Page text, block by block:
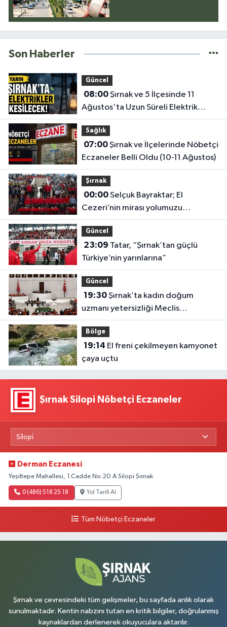
Son Haberler
Güncel
08:00Şırnak ve 5 İlçesinde 11
Ağustos'ta Uzun Süreli Elektrik
Kesintisi Yapılacak
Sağlık
07:00Şırnak ve İlçelerinde Nöbetçi
Eczaneler Belli Oldu (10-11 Ağustos)
Şırnak
00:00Selçuk Bayraktar; El
Cezeri’nin mirası yolumuzu
aydınlatıyor
Güncel
23:09
Türkiye’nin yarınlarına”
Güncel
19:30Şırnak’ta kadın doğum
uzmanı yetersizliği Meclis
gündeminde
Bölge
19:14
çaya uçtu
Şırnak Silopi Nöbetçi Eczaneler
Derman Eczanesi
Yeşiltepe Mahallesi, 1.Cadde No:20 A Silopi Şırnak
0 (486) 518 25 18 Yol Tarifi Al
Tüm Nöbetçi Eczaneler
Şırnak ve çevresindeki tüm gelişmeler, bu sayfada anlık olarak
sunulmaktadır. Kentin nabzını tutan en kritik bilgiler, doğrulanmış
kaynaklardan derlenerek okuyuculara aktarılır.